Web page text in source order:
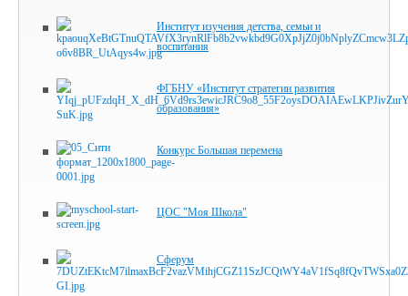
Институт изучения детства, семьи и
воспитания
ФГБНУ «Институт стратегии развития
образования»
Конкурс Большая перемена
ЦОС "Моя Школа"
Сферум